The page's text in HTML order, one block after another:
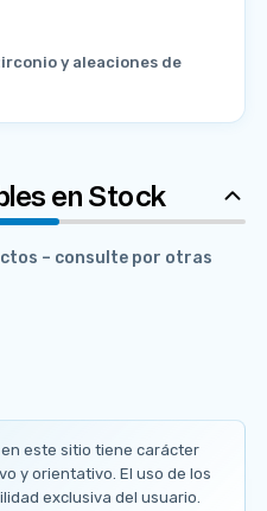
y aleaciones de
en Stock
– consulte por otras
este sitio tiene carácter
y orientativo. El uso de los
exclusiva del usuario.